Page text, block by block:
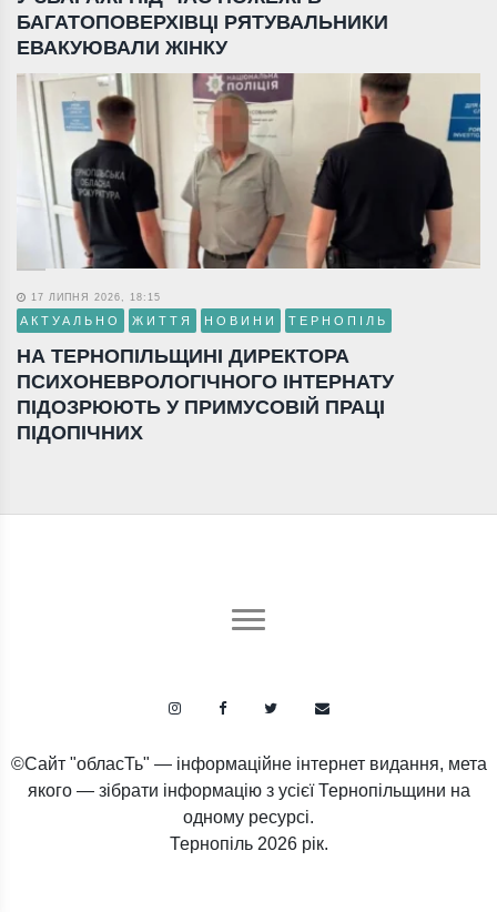
БАГАТОПОВЕРХІВЦІ РЯТУВАЛЬНИКИ
ЕВАКУЮВАЛИ ЖІНКУ
17 ЛИПНЯ 2026, 18:15
АКТУАЛЬНО ЖИТТЯ НОВИНИ ТЕРНОПІЛЬ
НА ТЕРНОПІЛЬЩИНІ ДИРЕКТОРА
ПСИХОНЕВРОЛОГІЧНОГО ІНТЕРНАТУ
ПІДОЗРЮЮТЬ У ПРИМУСОВІЙ ПРАЦІ
ПІДОПІЧНИХ
©Сайт "обласТь" — інформаційне інтернет видання, мета
якого — зібрати інформацію з усієї Тернопільщини на
одному ресурсі.
Тернопіль 2026 рік.